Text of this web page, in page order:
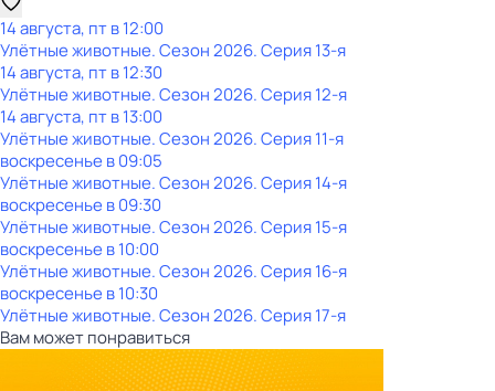
14 августа, пт в 12:00
Улётные животные. Сезон 2026. Серия 13-я
14 августа, пт в 12:30
Улётные животные. Сезон 2026. Серия 12-я
14 августа, пт в 13:00
Улётные животные. Сезон 2026. Серия 11-я
воскресенье в09:05
Улётные животные. Сезон 2026. Серия 14-я
воскресенье в09:30
Улётные животные. Сезон 2026. Серия 15-я
воскресенье в10:00
Улётные животные. Сезон 2026. Серия 16-я
воскресенье в10:30
Улётные животные. Сезон 2026. Серия 17-я
Вам может понравиться